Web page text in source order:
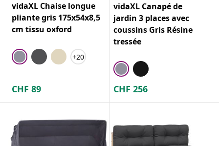
vidaXL Chaise longue
pliante gris 175x54x8,5
cm tissu oxford
+20
CHF 89
vidaXL Canapé de
jardin 3 places avec
coussins Gris Résine
tressée
CHF 256